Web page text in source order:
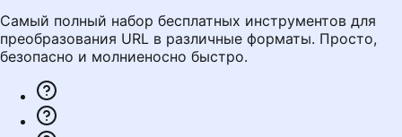
Самый полный набор бесплатных инструментов для
преобразования URL в различные форматы. Просто,
безопасно и молниеносно быстро.